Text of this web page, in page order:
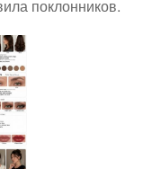
поклонников.